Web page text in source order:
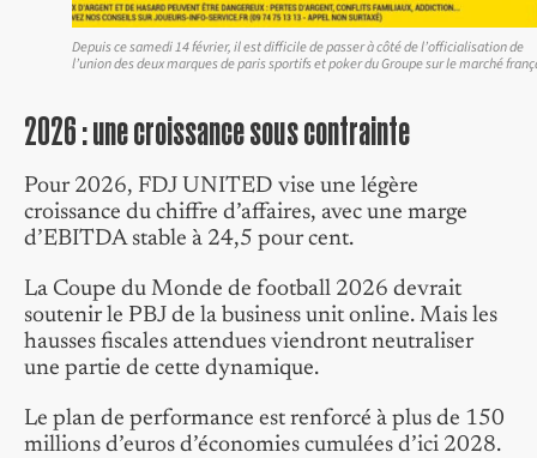
Depuis ce samedi 14 février, il est difficile de passer à côté de l’officialisation de
l’union des deux marques de paris sportifs et poker du Groupe sur le marché
2026 : une croissance sous contrainte
Pour 2026, FDJ UNITED vise une légère
croissance du chiffre d’affaires, avec une marge
d’EBITDA stable à 24,5 pour cent.
La Coupe du Monde de football 2026 devrait
soutenir le PBJ de la business unit online. Mais les
hausses fiscales attendues viendront neutraliser
une partie de cette dynamique.
Le plan de performance est renforcé à plus de 150
millions d’euros d’économies cumulées d’ici 2028.